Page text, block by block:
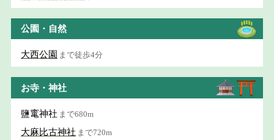
公園・自然
大西公園 まで徒歩4分
お寺・神社
鹽竃神社 まで680m
大麻比古神社 まで720m